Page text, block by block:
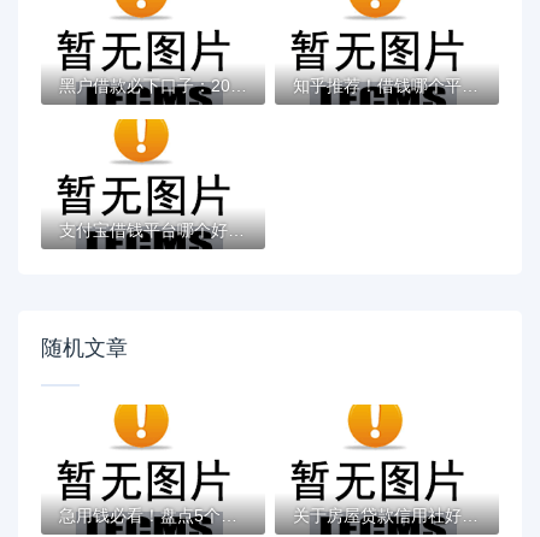
黑户借款必下口子：2025推荐5个通过率100%的... 知乎推荐！借钱哪个平台靠谱？这5个低息正规...
支付宝借钱平台哪个好？实测推荐这3个靠谱低...
随机文章
急用钱必看！盘点5个靠谱免息借钱平台（附避... 关于房屋贷款信用社好下款吗，推荐5个借钱最...